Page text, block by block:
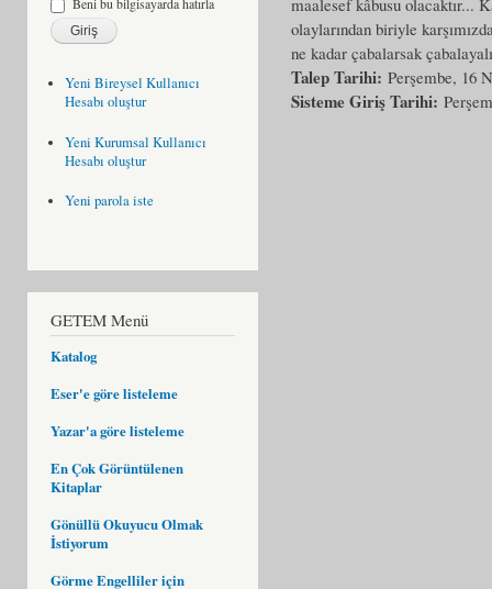
Beni bu bilgisayarda hatırla
Yeni Bireysel Kullanıcı
Hesabı oluştur
Yeni Kurumsal Kullanıcı
Hesabı oluştur
Yeni parola iste
GETEM Menü
Katalog
Eser'e göre listeleme
Yazar'a göre listeleme
En Çok Görüntülenen
Kitaplar
Gönüllü Okuyucu Olmak
İstiyorum
Görme Engelliler için
olaylarından biriyle
ne kadar çabalarsak
Talep Tarihi: Perşembe, 16
Sisteme Giriş Tarihi: